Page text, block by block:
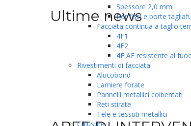
Spessore 2,0 mm
Per fissi e porte
Facciata continua a taglio
4F1
4F2
4F AF resistente al
Rivestimenti di facciata
Alucobond
Lamiere forate
Pannelli metallici coibentati
Reti stirate
Tele e tessuti metallici
Chiusure
Ultime news